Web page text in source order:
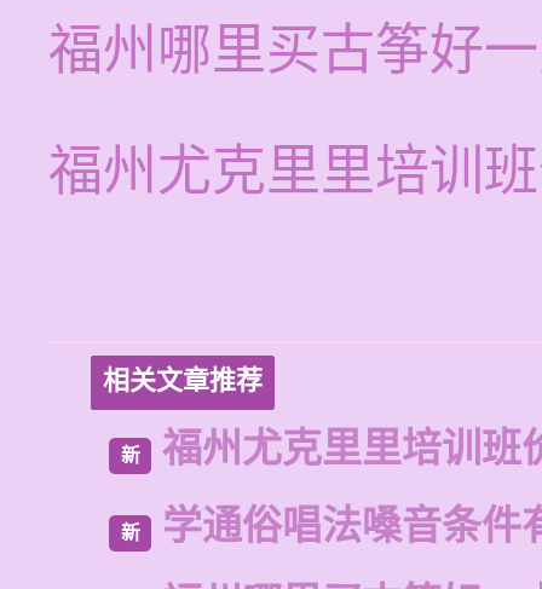
福州哪里买古筝好
福州尤克里里培训
相关文章推荐
新 福州尤克里里培训班
新
学通俗唱法嗓音条件